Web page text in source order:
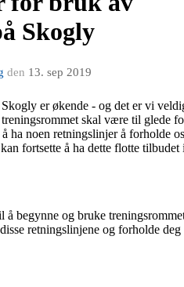
Skogly
den 13. sep 2019
er økende - og det er vi
skal være til glede
ha noen retningslinjer å forholde
fortsette å ha dette flotte tilbudet
begynne og bruke
retningslinjene og forholde deg